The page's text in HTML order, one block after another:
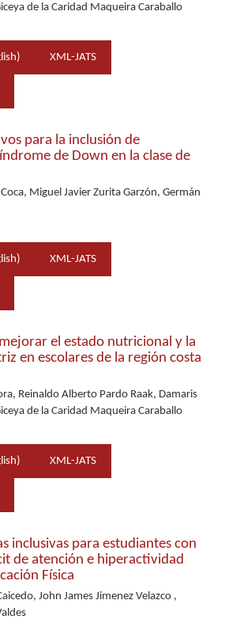
de la Caridad Maqueira Caraballo
XML-JATS
para la inclusión de
de Down en la clase de
Miguel Javier Zurita Garzón, Germán
XML-JATS
el estado nutricional y la
en escolares de la región costa
Reinaldo Alberto Pardo Raak, Damaris
de la Caridad Maqueira Caraballo
XML-JATS
inclusivas para estudiantes con
de atención e hiperactividad
Física
John James Jimenez Velazco ,